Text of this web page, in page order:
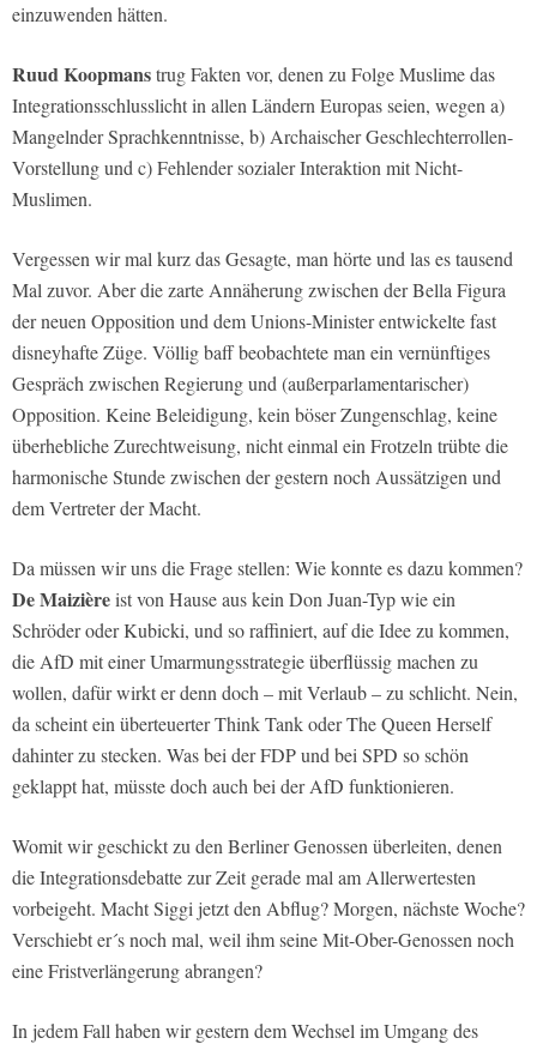
einzuwenden hätten.
Ruud Koopmanstrug Fakten vor, denen zu Folge Muslime das
Integrationsschlusslicht in allen Ländern Europas seien, wegen a)
Mangelnder Sprachkenntnisse, b) Archaischer Geschlechterrollen-
Vorstellung und c) Fehlender sozialer Interaktion mit Nicht-
Muslimen.
Vergessen wir mal kurz das Gesagte, man hörte und las es tausend
Mal zuvor. Aber die zarte Annäherung zwischen der Bella Figura
der neuen Opposition und dem Unions-Minister entwickelte fast
disneyhafte Züge. Völlig baff beobachtete man ein vernünftiges
Gespräch zwischen Regierung und (außerparlamentarischer)
Opposition. Keine Beleidigung, kein böser Zungenschlag, keine
überhebliche Zurechtweisung, nicht einmal ein Frotzeln trübte die
harmonische Stunde zwischen der gestern noch Aussätzigen und
dem Vertreter der Macht.
Da müssen wir uns die Frage stellen: Wie konnte es dazu kommen?
De Maizièreist von Hause aus kein Don Juan-Typ wie ein
Schröder oder Kubicki, und so raffiniert, auf die Idee zu kommen,
die AfD mit einer Umarmungsstrategie überflüssig machen zu
wollen, dafür wirkt er denn doch – mit Verlaub – zu schlicht. Nein,
da scheint ein überteuerter Think Tank oder The Queen Herself
dahinter zu stecken. Was bei der FDP und bei SPD so schön
geklappt hat, müsste doch auch bei der AfD funktionieren.
Womit wir geschickt zu den Berliner Genossen überleiten, denen
die Integrationsdebatte zur Zeit gerade mal am Allerwertesten
vorbeigeht. Macht Siggi jetzt den Abflug? Morgen, nächste Woche?
Verschiebt er´s noch mal, weil ihm seine Mit-Ober-Genossen noch
eine Fristverlängerung abrangen?
In jedem Fall haben wir gestern dem Wechsel im Umgang des